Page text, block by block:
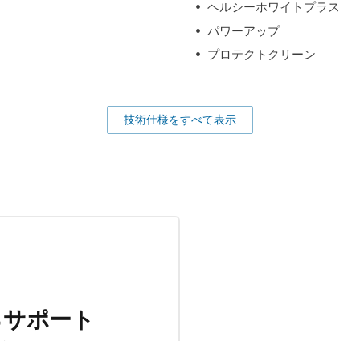
ヘルシーホワイトプラス
パワーアップ
プロテクトクリーン
技術仕様をすべて表示
ポート